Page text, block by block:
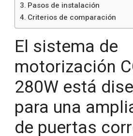
Pasos de instalación
Criterios de comparación
El sistema de
motorización
280W está
para una
de puertas